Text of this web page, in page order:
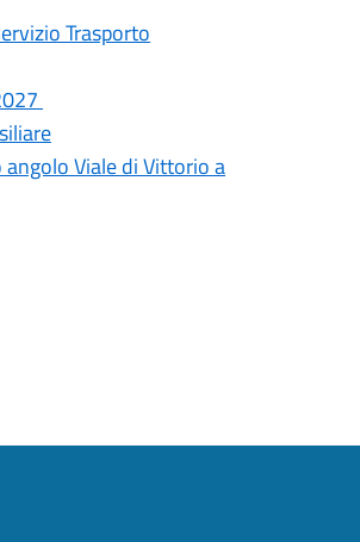
Trasporto
Viale di Vittorio a